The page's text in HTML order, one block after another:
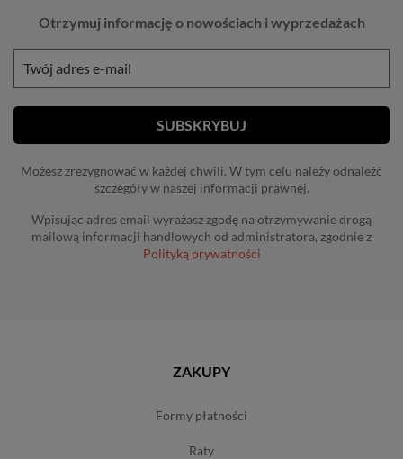
Otrzymuj informację o nowościach i wyprzedażach
Możesz zrezygnować w każdej chwili. W tym celu należy odnaleźć
szczegóły w naszej informacji prawnej.
Wpisując adres email wyrażasz zgodę na otrzymywanie drogą
mailową informacji handlowych od administratora, zgodnie z
Polityką prywatności
ZAKUPY
formy płatności
raty